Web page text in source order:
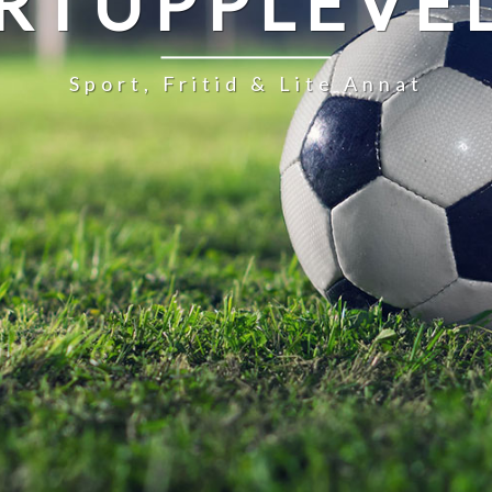
Sport, Fritid & Lite Annat